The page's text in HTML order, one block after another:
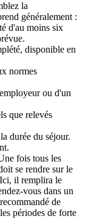
la
généralement :
d'au moins six
disponible en
normes
ou d'un
que relevés
durée du séjour.
fois tous les
se rendre sur le
il remplira le
vous dans un
de
périodes de forte